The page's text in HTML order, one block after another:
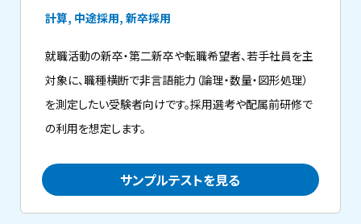
計算, 中途採用, 新卒採用
就職活動の新卒・第二新卒や転職希望者、若手社員を主
対象に、職種横断で非言語能力（論理・数量・図形処理）
を測定したい受験者向けです。採用選考や配属前研修で
の利用を想定します。
サンプルテストを見る